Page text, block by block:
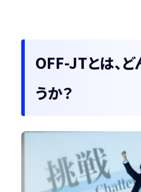
OFF-JTとは、
うか？